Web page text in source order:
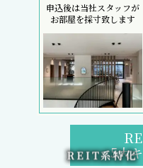
申込後は当社スタッフが
お部屋を採寸致します
5大